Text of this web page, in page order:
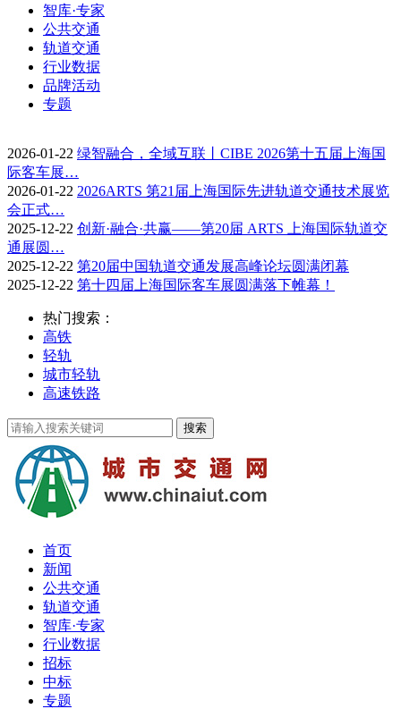
智库·专家
公共交通
轨道交通
行业数据
品牌活动
专题
2026-01-22 绿智融合，全域互联丨CIBE 2026第十五届上海国
际客车展…
2026-01-22 2026ARTS 第21届上海国际先进轨道交通技术展览
会正式…
2025-12-22 创新·融合·共赢——第20届 ARTS 上海国际轨道交
通展圆…
2025-12-22 第20届中国轨道交通发展高峰论坛圆满闭幕
2025-12-22 第十四届上海国际客车展圆满落下帷幕！
热门搜索：
高铁
轻轨
城市轻轨
高速铁路
首页
新闻
公共交通
轨道交通
智库·专家
行业数据
招标
中标
专题